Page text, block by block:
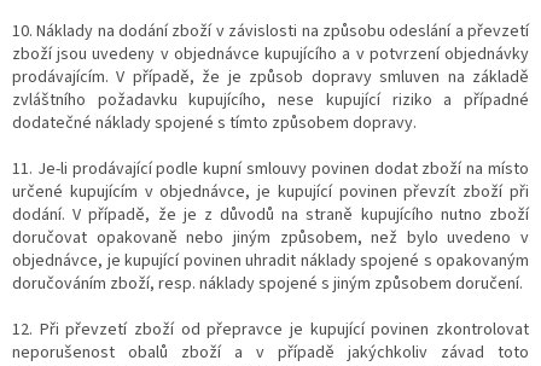
10. Náklady na dodání zboží v závislosti na způsobu odeslání a převzetí
zboží jsou uvedeny v objednávce kupujícího a v potvrzení objednávky
prodávajícím. V případě, že je způsob dopravy smluven na základě
zvláštního požadavku kupujícího, nese kupující riziko a případné
dodatečné náklady spojené s tímto způsobem dopravy.
11. Je-li prodávající podle kupní smlouvy povinen dodat zboží na místo
určené kupujícím v objednávce, je kupující povinen převzít zboží při
dodání. V případě, že je z důvodů na straně kupujícího nutno zboží
doručovat opakovaně nebo jiným způsobem, než bylo uvedeno v
objednávce, je kupující povinen uhradit náklady spojené s opakovaným
doručováním zboží, resp. náklady spojené s jiným způsobem doručení.
12. Při převzetí zboží od přepravce je kupující povinen zkontrolovat
neporušenost obalů zboží a v případě jakýchkoliv závad toto